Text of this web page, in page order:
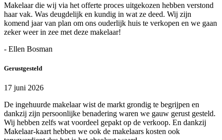
Makelaar die wij via het offerte proces uitgekozen hebben verstond
haar vak. Was deugdelijk en kundig in wat ze deed. Wij zijn
komend jaar van plan om ons ouderlijk huis te verkopen en we gaan
zeker weer in zee met deze makelaar!
- Ellen Bosman
Gerustgesteld
17 juni 2026
De ingehuurde makelaar wist de markt grondig te begrijpen en
dankzij zijn persoonlijke benadering waren we gauw gerust gesteld.
Wij hebben zelfs wat voordeel gepakt op de verkoop. En dankzij
Makelaar-kaart hebben we ook de makelaars kosten ook